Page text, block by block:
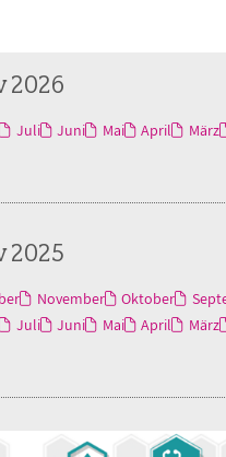
2026
Juli Juni Mai April März
2025
November Oktober
Juli Juni Mai April März